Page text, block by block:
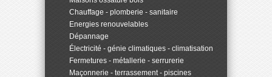
Chauffage - plomberie - sanitaire
Energies renouvelables
Dépannage
Électricité - génie climatiques - climatisation
Fermetures - métallerie - serrurerie
Maçonnerie - terrassement - piscines